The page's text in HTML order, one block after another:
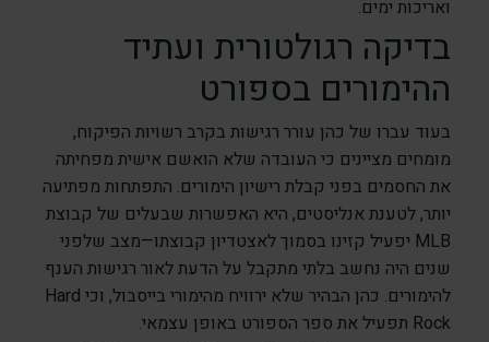
ואריכות ימים.
בדיקה רגולטורית ועתיד
ההימורים בספורט
בעוד עברו של כהן עורר רגישות בקרב רשויות הפיקוח,
מומחים מציינים כי העובדה שלא הואשם אישית מפחיתה
את החסמים בפני קבלת רישיון הימורים. התפתחות מפתיעה
יותר, לטענת אנליסטים, היא האפשרות שבעלים של קבוצת
MLB יפעיל קזינו בסמוך לאצטדיון קבוצתו—מצב שלפני
שנים היה נחשב בלתי מתקבל על הדעת לאור רגישות הענף
להימורים. כהן הבהיר שלא ירוויח מהימורי בייסבול, וכי Hard
Rock תפעיל את ספר הספורט באופן עצמאי.